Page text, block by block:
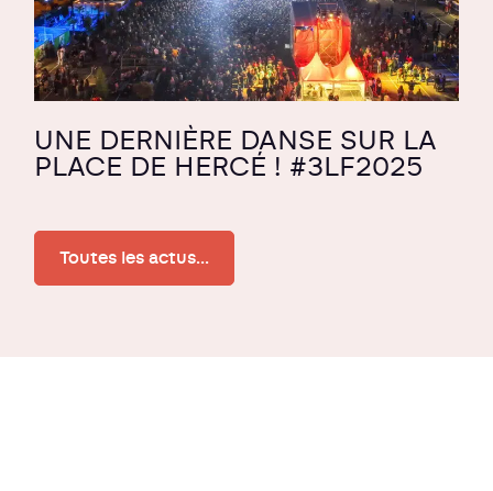
UNE DERNIÈRE DANSE SUR LA
PLACE DE HERCÉ ! #3LF2025
Toutes les actus...